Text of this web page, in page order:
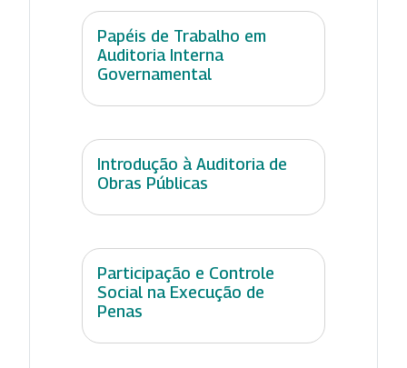
Papéis de Trabalho em
Auditoria Interna
Governamental
Introdução à Auditoria de
Obras Públicas
Participação e Controle
Social na Execução de
Penas